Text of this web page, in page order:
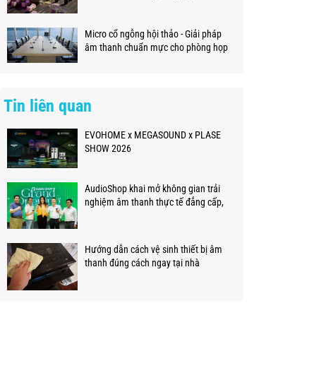
Micro cổ ngỗng hội thảo - Giải pháp
âm thanh chuẩn mực cho phòng họp
Tin liên quan
EVOHOME x MEGASOUND x PLASE
SHOW 2026
AudioShop khai mở không gian trải
nghiệm âm thanh thực tế đẳng cấp,
Hướng dẫn cách vệ sinh thiết bị âm
thanh đúng cách ngay tại nhà